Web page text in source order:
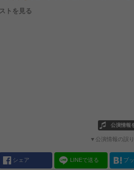
トを見る
公演情報
▼公演情報の誤
シェア LINEで送る ブ